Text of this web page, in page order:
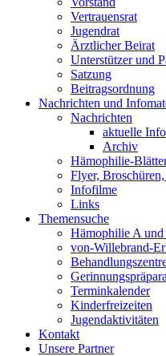
Vertrauensrat
Jugendrat
Ärztlicher Beirat
Unterstützer und
Satzung
Beitragsordnung
Nachrichten und
Nachrichten
aktuelle
Archiv
Hämophilie-
Flyer,
Infofilme
Links
Themensuche
Hämophilie A und
von-Willebrand-
Terminkalender
Kinderfreizeiten
Jugendaktivitäten
Kontakt
Unsere Partner